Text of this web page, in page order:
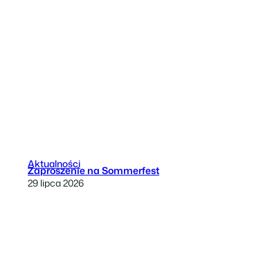
Aktualności
Zaproszenie na Sommerfest
29 lipca 2026